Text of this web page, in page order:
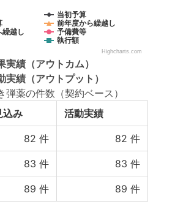
当初予算
前年度から繰越し
繰越し
予備費等
執行額
Highcharts.com
実績 （アウトカム）
実績 （アウトプット）
薬の件数（契約ベース）
込み 活動実績
82 件 82 件
83 件 83 件
89 件 89 件